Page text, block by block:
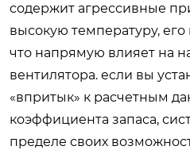
содержит агрессивные
высокую температуру, его
что напрямую влияет на
вентилятора. если вы
«впритык» к расчетным
коэффициента запаса,
пределе своих